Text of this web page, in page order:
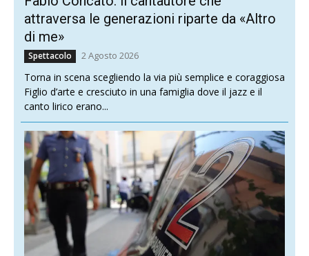
attraversa le generazioni riparte da «Altro
di me»
Spettacolo 2 Agosto 2026
Torna in scena scegliendo la via più semplice e coraggiosa
Figlio d’arte e cresciuto in una famiglia dove il jazz e il
canto lirico erano...